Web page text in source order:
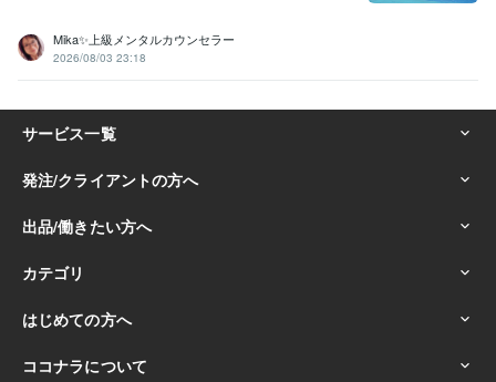
Mika✨上級メンタルカウンセラー
2026/08/03 23:18